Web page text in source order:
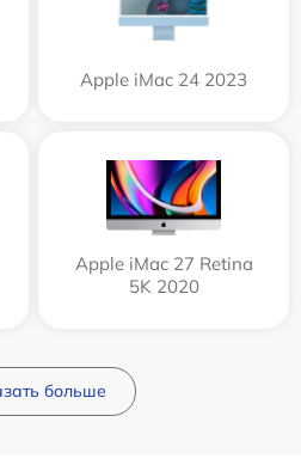
Apple iMac 24 2023
Apple iMac 27 Retina
5K 2020
больше